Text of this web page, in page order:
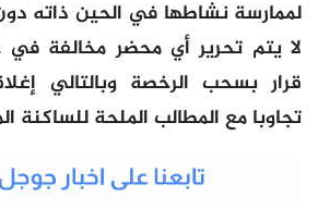
لممارسة نشاطها في الحين ذاته
لا يتم تحرير أي محضر مخالفة في
قرار بسحب الرخصة وبالتالي
تجاوبا مع المطالب الملحة للساكنة